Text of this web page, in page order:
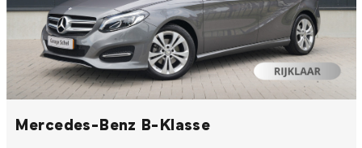
Mercedes-Benz B-Klasse